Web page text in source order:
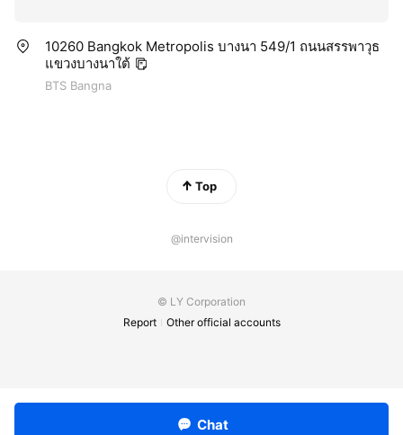
10260 Bangkok Metropolis บางนา 549/1 ถนนสรรพาวุธ
แขวงบางนาใต้
BTS Bangna
Top
@intervision
© LY Corporation
Report
Other official accounts
Chat